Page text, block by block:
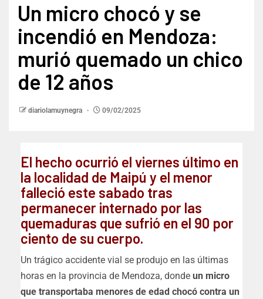
Un micro chocó y se
incendió en Mendoza:
murió quemado un chico
de 12 años
diariolamuynegra 09/02/2025
El hecho ocurrió el viernes último en
la localidad de Maipú y el menor
falleció este sabado tras
permanecer internado por las
quemaduras que sufrió en el 90 por
ciento de su cuerpo.
Un trágico accidente vial se produjo en las últimas
horas en la provincia de Mendoza, donde un micro
que transportaba menores de edad chocó contra un